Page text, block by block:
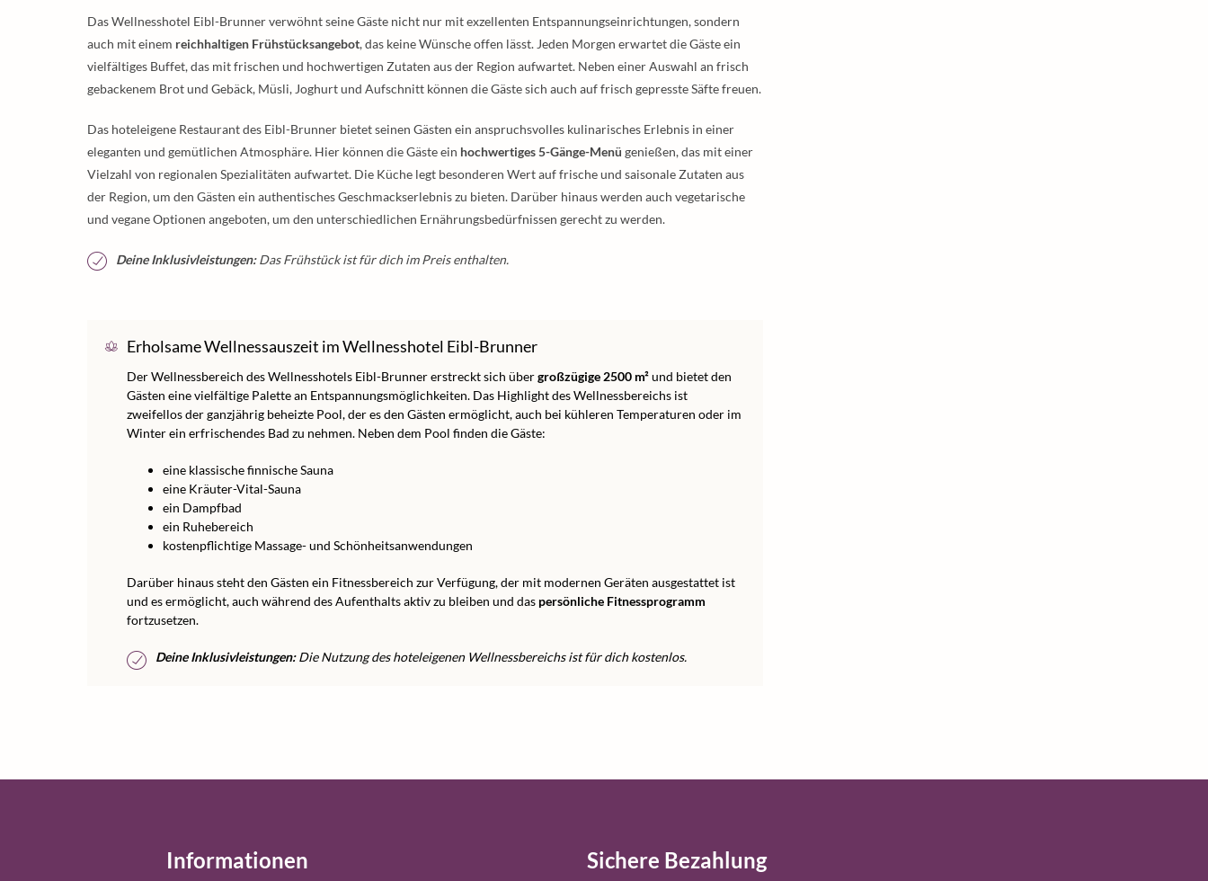
Das Wellnesshotel Eibl-Brunner verwöhnt seine Gäste nicht nur mit exzellenten Entspannungseinrichtungen, sondern
auch mit einem reichhaltigen Frühstücksangebot, das keine Wünsche offen lässt. Jeden Morgen erwartet die Gäste ein
vielfältiges Buffet, das mit frischen und hochwertigen Zutaten aus der Region aufwartet. Neben einer Auswahl an frisch
gebackenem Brot und Gebäck, Müsli, Joghurt und Aufschnitt können die Gäste sich auch auf frisch gepresste Säfte freuen.
Das hoteleigene Restaurant des Eibl-Brunner bietet seinen Gästen ein anspruchsvolles kulinarisches Erlebnis in einer
eleganten und gemütlichen Atmosphäre. Hier können die Gäste ein hochwertiges 5-Gänge-Menü genießen, das mit einer
Vielzahl von regionalen Spezialitäten aufwartet. Die Küche legt besonderen Wert auf frische und saisonale Zutaten aus
der Region, um den Gästen ein authentisches Geschmackserlebnis zu bieten. Darüber hinaus werden auch vegetarische
und vegane Optionen angeboten, um den unterschiedlichen Ernährungsbedürfnissen gerecht zu werden.
Deine Inklusivleistungen:Das Frühstück ist für dich im Preis enthalten.
Erholsame Wellnessauszeit im Wellnesshotel Eibl-Brunner
Der Wellnessbereich des Wellnesshotels Eibl-Brunner erstreckt sich übergroßzügige 2500 m²und bietet den
Gästen eine vielfältige Palette an Entspannungsmöglichkeiten. Das Highlight des Wellnessbereichs ist
zweifellos der ganzjährig beheizte Pool, der es den Gästen ermöglicht, auch bei kühleren Temperaturen oder im
Winter ein erfrischendes Bad zu nehmen. Neben dem Pool finden die Gäste:
eine klassische finnische Sauna
eine Kräuter-Vital-Sauna
ein Dampfbad
ein Ruhebereich
kostenpflichtige Massage- und Schönheitsanwendungen
Darüber hinaus steht den Gästen ein Fitnessbereich zur Verfügung, der mit modernen Geräten ausgestattet ist
und es ermöglicht, auch während des Aufenthalts aktiv zu bleiben und das persönliche Fitnessprogramm
fortzusetzen.
Deine Inklusivleistungen:Die Nutzung des hoteleigenen Wellnessbereichs ist für dich kostenlos.
Informationen Sichere Bezahlung